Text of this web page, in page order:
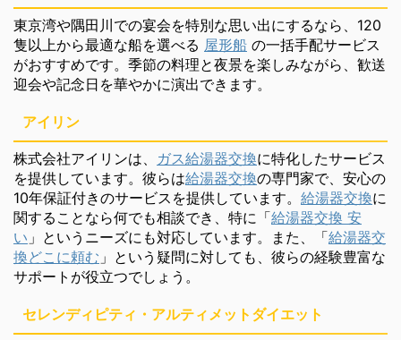
東京湾や隅田川での宴会を特別な思い出にするなら、120
隻以上から最適な船を選べる 屋形船 の一括手配サービス
がおすすめです。季節の料理と夜景を楽しみながら、歓送
迎会や記念日を華やかに演出できます。
アイリン
株式会社アイリンは、 ガス給湯器交換に特化したサービス
を提供しています。彼らは給湯器交換の専門家で、安心の
10年保証付きのサービスを提供しています。 給湯器交換に
関することなら何でも相談でき、特に「給湯器交換 安
い 」というニーズにも対応しています。また、「給湯器交
換どこに頼む 」という疑問に対しても、彼らの経験豊富な
サポートが役立つでしょう。
セレンディピティ・アルティメットダイエット